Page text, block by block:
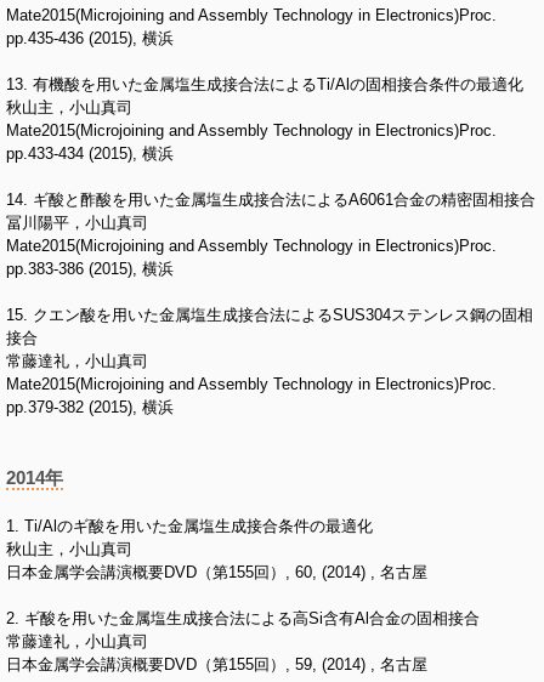
Mate2015(Microjoining and Assembly Technology in Electronics)Proc.
pp.435-436 (2015), 横浜
13. 有機酸を用いた金属塩生成接合法によるTi/Alの固相接合条件の最適化
秋山主，小山真司
Mate2015(Microjoining and Assembly Technology in Electronics)Proc.
pp.433-434 (2015), 横浜
14. ギ酸と酢酸を用いた金属塩生成接合法によるA6061合金の精密固相接合
冨川陽平，小山真司
Mate2015(Microjoining and Assembly Technology in Electronics)Proc.
pp.383-386 (2015), 横浜
15. クエン酸を用いた金属塩生成接合法によるSUS304ステンレス鋼の固相
接合
常藤達礼，小山真司
Mate2015(Microjoining and Assembly Technology in Electronics)Proc.
pp.379-382 (2015), 横浜
2014年
1. Ti/Alのギ酸を用いた金属塩生成接合条件の最適化
秋山主，小山真司
日本金属学会講演概要DVD（第155回）, 60, (2014) , 名古屋
2. ギ酸を用いた金属塩生成接合法による高Si含有Al合金の固相接合
常藤達礼，小山真司
日本金属学会講演概要DVD（第155回）, 59, (2014) , 名古屋